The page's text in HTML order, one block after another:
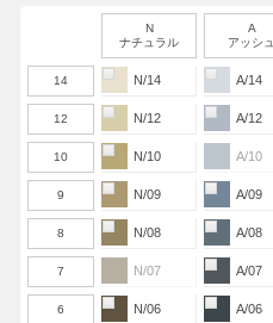
N
ナチュラル
A
アッシュ
14 N/14 A/14
12 N/12 A/12
10 N/10 A/10
9 N/09 A/09
8 N/08 A/08
7 N/07 A/07
6 N/06 A/06